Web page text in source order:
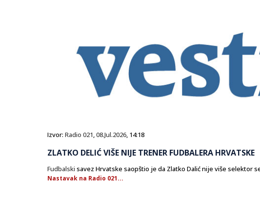
Izvor: Radio 021,08.Jul.2026, 14:18
ZLATKO DELIĆ VIŠE NIJE TRENER FUDBALERA HRVATSKE
Fudbalski savez Hrvatske saopštio je da Zlatko Dalić nije više selektor
Nastavak na Radio 021...